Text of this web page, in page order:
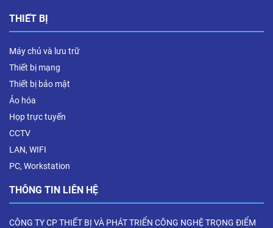
THIẾT BỊ
Máy chủ và lưu trữ
Thiết bị mạng
Thiết bị bảo mật
Ảo hóa
Họp trực tuyến
CCTV
LAN, WIFI
PC, Workstation
THÔNG TIN LIÊN HỆ
CÔNG TY CP THIẾT BỊ VÀ PHÁT TRIỂN CÔNG NGHỆ TRỌNG ĐIỂM